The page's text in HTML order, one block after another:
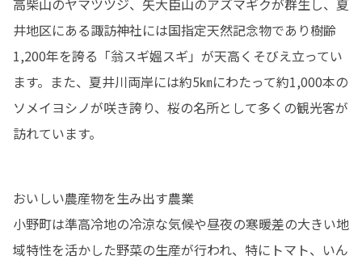
井地区にある諏訪神社には国指定天然記念物であり樹齢
1,200年を誇る「翁スギ媼スギ」が天高くそびえ立ってい
ます。また、夏井川両岸には約5㎞にわたって約1,000本の
ソメイヨシノが咲き誇り、桜の名所として多くの観光客が
訪れています。
おいしい農産物を生み出す農業
小野町は準高冷地の冷涼な気候や昼夜の寒暖差の大きい地
域特性を活かした野菜の生産が行われ、特にトマト、いん